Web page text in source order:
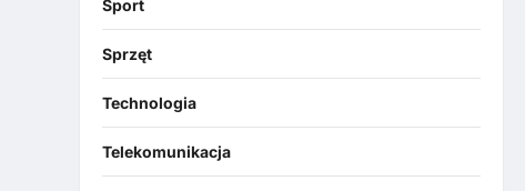
Sport
Sprzęt
Technologia
Telekomunikacja